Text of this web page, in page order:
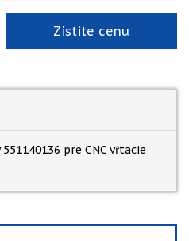
Zistite cenu
pre CNC vŕtacie